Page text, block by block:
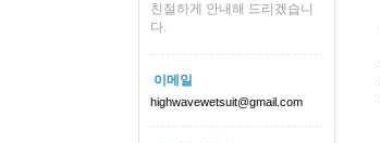
친절하게 안내해 드리겠습니
다.
이메일
highwavewetsuit@gmail.com